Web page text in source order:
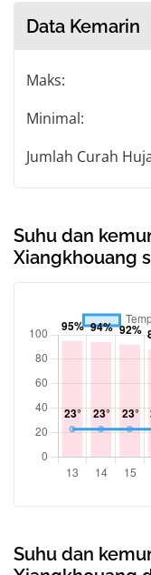
Data Kemarin
Maks:
Minimal:
Jumlah Curah
Suhu dan
Xiangkhouang
Suhu dan